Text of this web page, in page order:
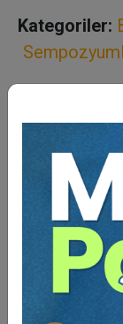
Kategoriler:
Bu Kitap İçin
Tebliğ
yol açan
çok kişiye ait